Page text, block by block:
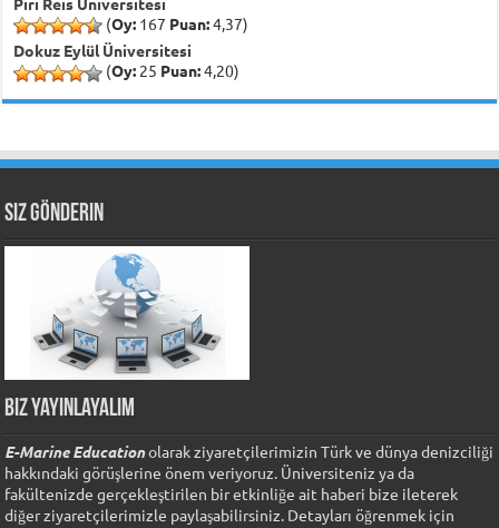
(Oy: 167 Puan:4,37)
Dokuz Eylül Üniversitesi
(Oy: 25 Puan:4,20)
Siz Gönderin
Biz Yayınlayalım
E-Marine Educationolarak ziyaretçilerimizin Türk ve dünya denizciliği
hakkındaki görüşlerine önem veriyoruz. Üniversiteniz ya da
fakültenizde gerçekleştirilen bir etkinliğe ait haberi bize ileterek
diğer ziyaretçilerimizle paylaşabilirsiniz. Detayları öğrenmek için